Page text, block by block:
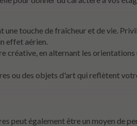
une touche de fraîcheur et de vie.
effet aérien.
créative, en alternant les
ou des objets d'art qui reflètent
peut également être un moyen de